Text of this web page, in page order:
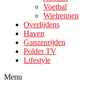
Voetbal
Wielrennen
Overlijdens
Haven
Ganzenrijden
Polder TV
Lifestyle
Menu